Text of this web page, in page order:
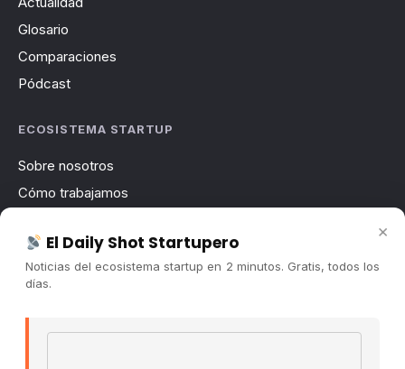
Glosario
Comparaciones
Pódcast
ECOSISTEMA STARTUP
Sobre nosotros
Cómo trabajamos
Contacto
Publicidad
×
El Daily Shot Startupero
Noticias del ecosistema startup en 2 minutos. Gratis, todos los
días.